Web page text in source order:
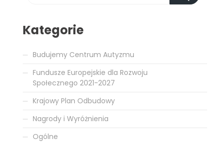
Kategorie
Budujemy Centrum Autyzmu
Fundusze Europejskie dla Rozwoju
Społecznego 2021-2027
Krajowy Plan Odbudowy
Nagrody i Wyróżnienia
Ogólne